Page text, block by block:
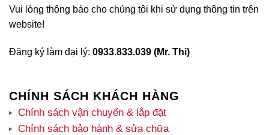
Vui lòng thông báo cho chúng tôi khi sử dụng thông tin trên
website!
Đăng ký làm đại lý: 0933.833.039 (Mr. Thi)
CHÍNH SÁCH KHÁCH HÀNG
Chính sách vận chuyển & lắp đặt
Chính sách bảo hành & sửa chữa